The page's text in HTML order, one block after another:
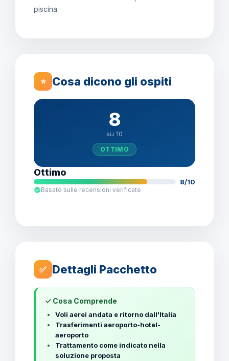
piscina.
⭐ Cosa dicono gli ospiti
8
su 10
OTTIMO
Ottimo
8/10
Basato sulle recensioni verificate
✅ Dettagli Pacchetto
✓ Cosa Comprende
Voli aerei andata e ritorno dall'Italia
Trasferimenti aeroporto-hotel-
aeroporto
Trattamento come indicato nella
soluzione proposta